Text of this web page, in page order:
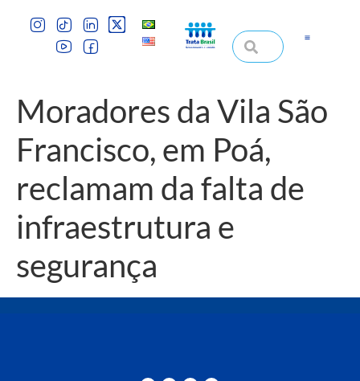
Moradores da Vila São
Francisco, em Poá,
reclamam da falta de
infraestrutura e
segurança